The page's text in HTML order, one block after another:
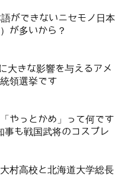
ができないニセモノ日本
が多いから？
大きな影響を与えるアメ
領選挙です
「やっとかめ」って何です
も戦国武将のコスプレ
大村高校と北海道大学総長